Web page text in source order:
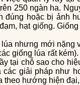
250 ngàn ha.
hoặc bị ảnh
hạt giống.
giống lúa rất
tại chỗ sao cho
giải pháp như
theo hướng hiện